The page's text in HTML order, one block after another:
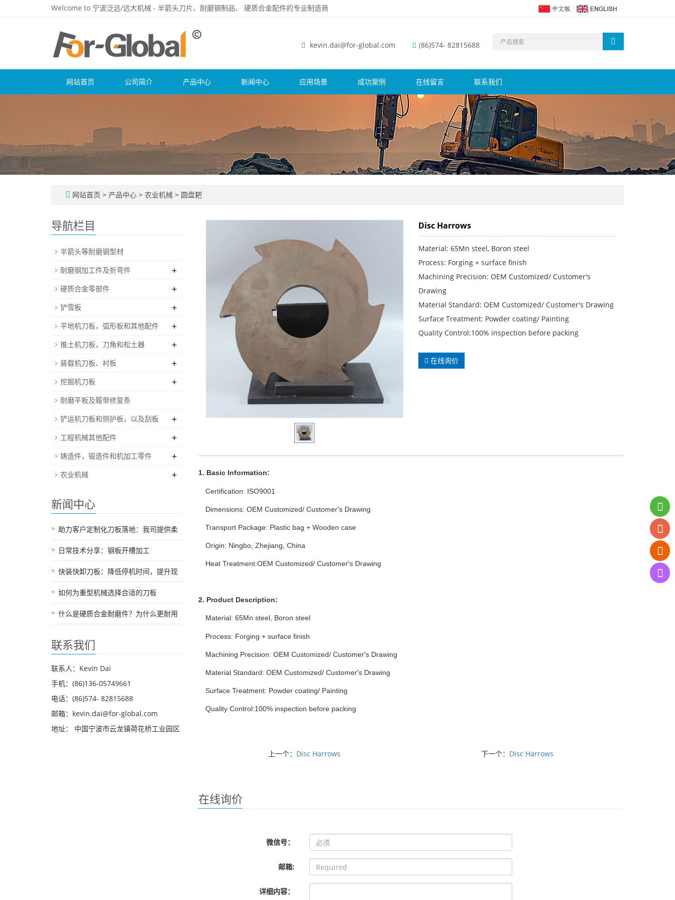
Welcome to 宁波泛远/远大机械 - 半箭头刀片、耐磨钢制品、 硬质合金配件的专业制造商
kevin.dai@for-global.com (86)574- 82815688
网站首页 公司简介 产品中心 新闻中心 应用场景 成功案例 在线留言 联系我们
网站首页 > 产品中心 > 农业机械 > 圆盘耙
Disc Harrows
Material: 65Mn steel, Boron steel
Process: Forging + surface finish
Machining Precision: OEM Customized/ Customer′s
Drawing
Material Standard: OEM Customized/ Customer′s Drawing
Surface Treatment: Powder coating/ Painting
Quality Control:100% inspection before packing
在线询价
1. Basic Information:
Certification: ISO9001
Dimensions: OEM Customized/ Customer′s Drawing
Transport Package: Plastic bag + Wooden case
Origin: Ningbo, Zhejiang, China
Heat Treatment:OEM Customized/ Customer′s Drawing
2. Product Description:
Material: 65Mn steel, Boron steel
Process: Forging + surface finish
Machining Precision: OEM Customized/ Customer′s Drawing
Material Standard: OEM Customized/ Customer′s Drawing
Surface Treatment: Powder coating/ Painting
Quality Control:100% inspection before packing
上一个： Disc Harrows 下一个： Disc Harrows
在线询价
微信号：
邮箱:
详细内容：
导航栏目
半箭头等耐磨钢型材
耐磨钢加工件及折弯件
+
硬质合金零部件 +
铲雪板 +
平地机刀板，弧形板和其他配件 +
推土机刀板，刀角和松土器 +
装载机刀板、衬板 +
挖掘机刀板 +
耐磨平板及履带修复条
铲运机刀板和侧护板，以及刮板
+
工程机械其他配件 +
铸造件，锻造件和机加工零件 +
农业机械 +
新闻中心
助力客户定制化刀板落地：我司提供柔
日常技术分享：钢板开槽加工
快装快卸刀板：降低停机时间，提升现
如何为重型机械选择合适的刀板
什么是硬质合金耐磨件？为什么更耐用
联系我们
联系人：Kevin Dai
手机：(86)136-05749661
电话：(86)574- 82815688
邮箱：kevin.dai@for-global.com
地址： 中国宁波市云龙镇荷花桥工业园区